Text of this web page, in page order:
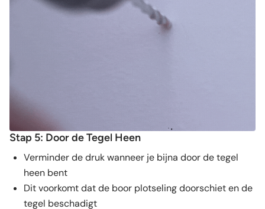
Stap 5: Door de Tegel Heen
Verminder de druk wanneer je bijna door de tegel
heen bent
Dit voorkomt dat de boor plotseling doorschiet en de
tegel beschadigt